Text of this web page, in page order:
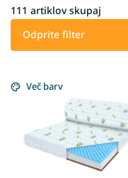
š
č
e
111 artiklov skupaj
Odprite filter
i
Več barv